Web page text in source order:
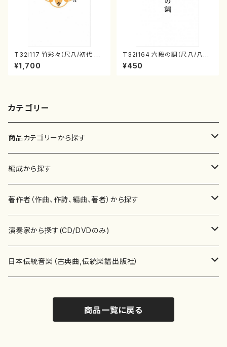
T32i117 竹彩々（尺八/初代 山
本邦山/尺八/都山式譜）都山流
公刊楽譜曲番:566
¥1,700
T32i164 六段の調（尺八/八橋
検校/楽譜）都山流公刊楽譜曲
番:1016
¥450
カテゴリー
商品カテゴリーから探す
楽譜
書籍
書籍
テキストブック
CD・DVD
チケット
編成から探す
邦楽器
箏・琴（ソロ）
箏・琴（合奏）
合唱
混声合唱
歌・声
洋楽器（弦楽器）
著作者（作曲、作詩、編曲、著者）から探す
あ行
青木省三(アオキ ショウゾウ)
か行
蔭山滸山(カゲヤマ キョザン)
斉藤松声(サイトウ ショウセイ)
演奏家から探す(CD/DVDのみ)
邦楽（箏、三味線、尺八等）演奏家
應和惠子（声楽・ソプラノ）
洋楽-鍵盤楽器（ピアノ、オルガン等）演奏家
日本伝統音楽（古典曲,伝統楽譜出版社）
宮城道雄（宮城宗家監修）
地歌箏曲（三絃古典楽譜）
商品一覧に戻る